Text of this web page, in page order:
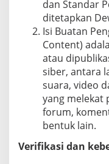
dan Standar
ditetapkan
Isi Buatan
Content)
atau
siber, antara
suara, video
yang melekat
forum,
bentuk lain.
Verifikasi dan